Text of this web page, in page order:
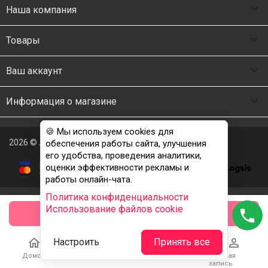
Наша компания
Товары
Ваш аккаунт
Информация о магазине
2026 © Люкс Постель
🍪 Мы используем cookies для
обеспечения работы сайта, улучшения
его удобства, проведения аналитики,
оценки эффективности рекламы и
работы онлайн-чата.
Политика конфиденциальности
Использование файлов cookie
Настроить Принять все
phone
заказать

Домой

Корзина

Избранное

Учетная
запись